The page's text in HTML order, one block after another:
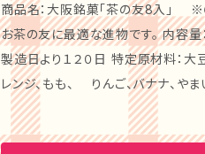
苺の魅力と美味しさで特別な瞬間
主の声 「御菓子處」では、百年以上の歴史の中で培った技術と伝統を大切にし、真心で和菓子を作り続
けています。私たちの和菓子は、多
す。心を込めて製造した和菓子を通じて
細】 「絹笠 茶の友」は、口に入れ
なたにもお楽しみいただけるように
ージでお届けいたします。 ### 【特別なシーンを演出します！】 感謝の気持ちやお祝いの席で、心のこも
商品名：大阪銘菓「茶の友8入」 ※
お茶の友に最適な進物です。 内容量：一
製造日より１２０日 特定原材料：大豆 ※本品製造工場では乳成分、卵、そば、小麦、アーモンド、大豆
レンジ、もも、 りんご、バナナ、やま
方法：高温多湿・直射日光を避けて常温保存してください。 ★
様々な和菓子を販売しております。